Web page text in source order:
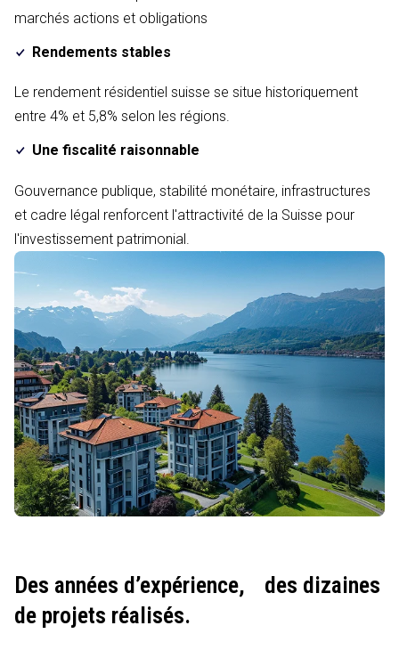
marchés actions et obligations
Rendements stables
Le rendement résidentiel suisse se situe historiquement
entre 4% et 5,8% selon les régions.
Une fiscalité raisonnable
Gouvernance publique, stabilité monétaire, infrastructures
et cadre légal renforcent l'attractivité de la Suisse pour
l'investissement patrimonial.
Des années d’expérience,
des dizaines
de projets réalisés.